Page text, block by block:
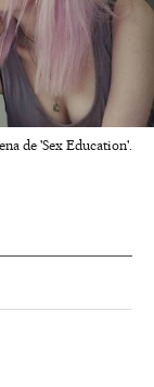
de 'Sex Education'.